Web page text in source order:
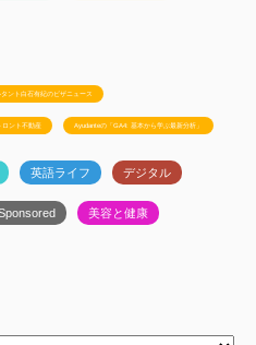
ント白石有紀のビザニュース
ロント不動産 Ayudanteの「GA4: 基本から学ぶ最新分析」
英語ライフ デジタル
美容と健康